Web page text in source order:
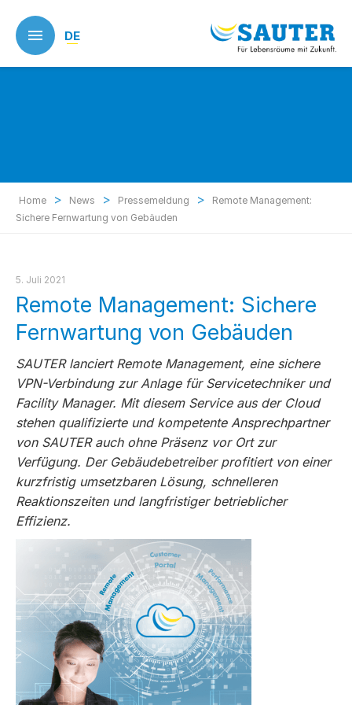
main
content
DE
Home > News > Pressemeldung >
Remote Management:
Sichere Fernwartung von Gebäuden
5. Juli 2021
Remote Management: Sichere
Fernwartung von Gebäuden
SAUTER lanciert Remote Management, eine sichere
VPN-Verbindung zur Anlage für Servicetechniker und
Facility Manager. Mit diesem Service aus der Cloud
stehen qualifizierte und kompetente Ansprechpartner
von SAUTER auch ohne Präsenz vor Ort zur
Verfügung. Der Gebäudebetreiber profitiert von einer
kurzfristig umsetzbaren Lösung, schnelleren
Reaktionszeiten und langfristiger betrieblicher
Effizienz.